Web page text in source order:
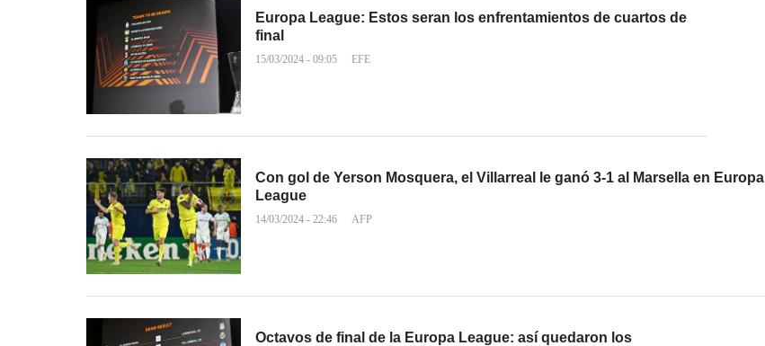
Europa League: Estos seran los enfrentamientos de cuartos de
final
15/03/2024 - 09:05 EFE
Con gol de Yerson Mosquera, el Villarreal le ganó 3-1 al Marsella en Europa
League
14/03/2024 - 22:46 AFP
Octavos de final de la Europa League: así quedaron los